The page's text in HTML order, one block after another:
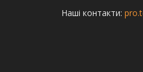
Наші контакти: